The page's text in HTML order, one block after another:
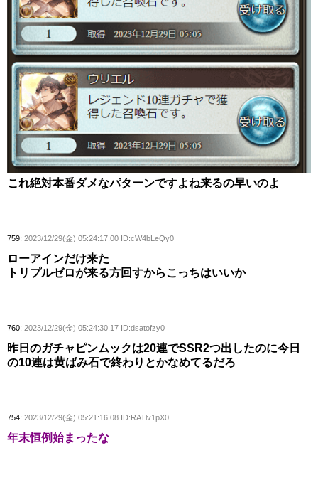
これ絶対本番ダメなパターンですよね来るの早いのよ
759: 2023/12/29(金) 05:24:17.00 ID:cW4bLeQy0
ローアインだけ来た
トリプルゼロが来る方回すからこっちはいいか
760: 2023/12/29(金) 05:24:30.17 ID:dsatofzy0
昨日のガチャピンムックは20連でSSR2つ出したのに今日
の10連は黄ばみ石で終わりとかなめてるだろ
754: 2023/12/29(金) 05:21:16.08 ID:RATlv1pX0
年末恒例始まったな